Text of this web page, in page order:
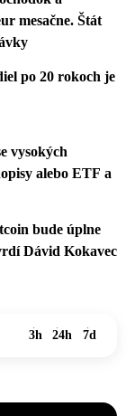
mesačne. Štát
po 20 rokoch je
vysokých
alebo ETF a
bude úplne
Dávid Kokavec
3h 24h 7d